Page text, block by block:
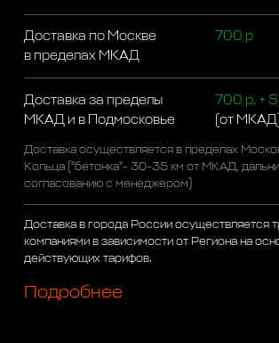
Доставка по Москве
в пределах МКАД
700 р
Доставка за пределы
МКАД и в Подмосковье
700 р. +
(от
Доставка осуществляется в пределах
Кольца ("бетонка"- 30-35 км от МКАД,
согласованию с менеджером)
Доставка в города России осуществляется
компаниями в зависимости от Региона на
действующих тарифов.
Подробнее